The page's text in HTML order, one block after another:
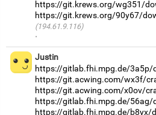
https://git.krews.org/wg351/
https://git.krews.org/90y67/
(194.61.9.116)
·
Justin
https://gitlab.fhi.mpg.de/
https://git.acwing.com/wx3f/
https://git.acwing.com/x0ov/
https://gitlab.fhi.mpg.de/
https://gitlab.fhi.mpg.de/b8yx/